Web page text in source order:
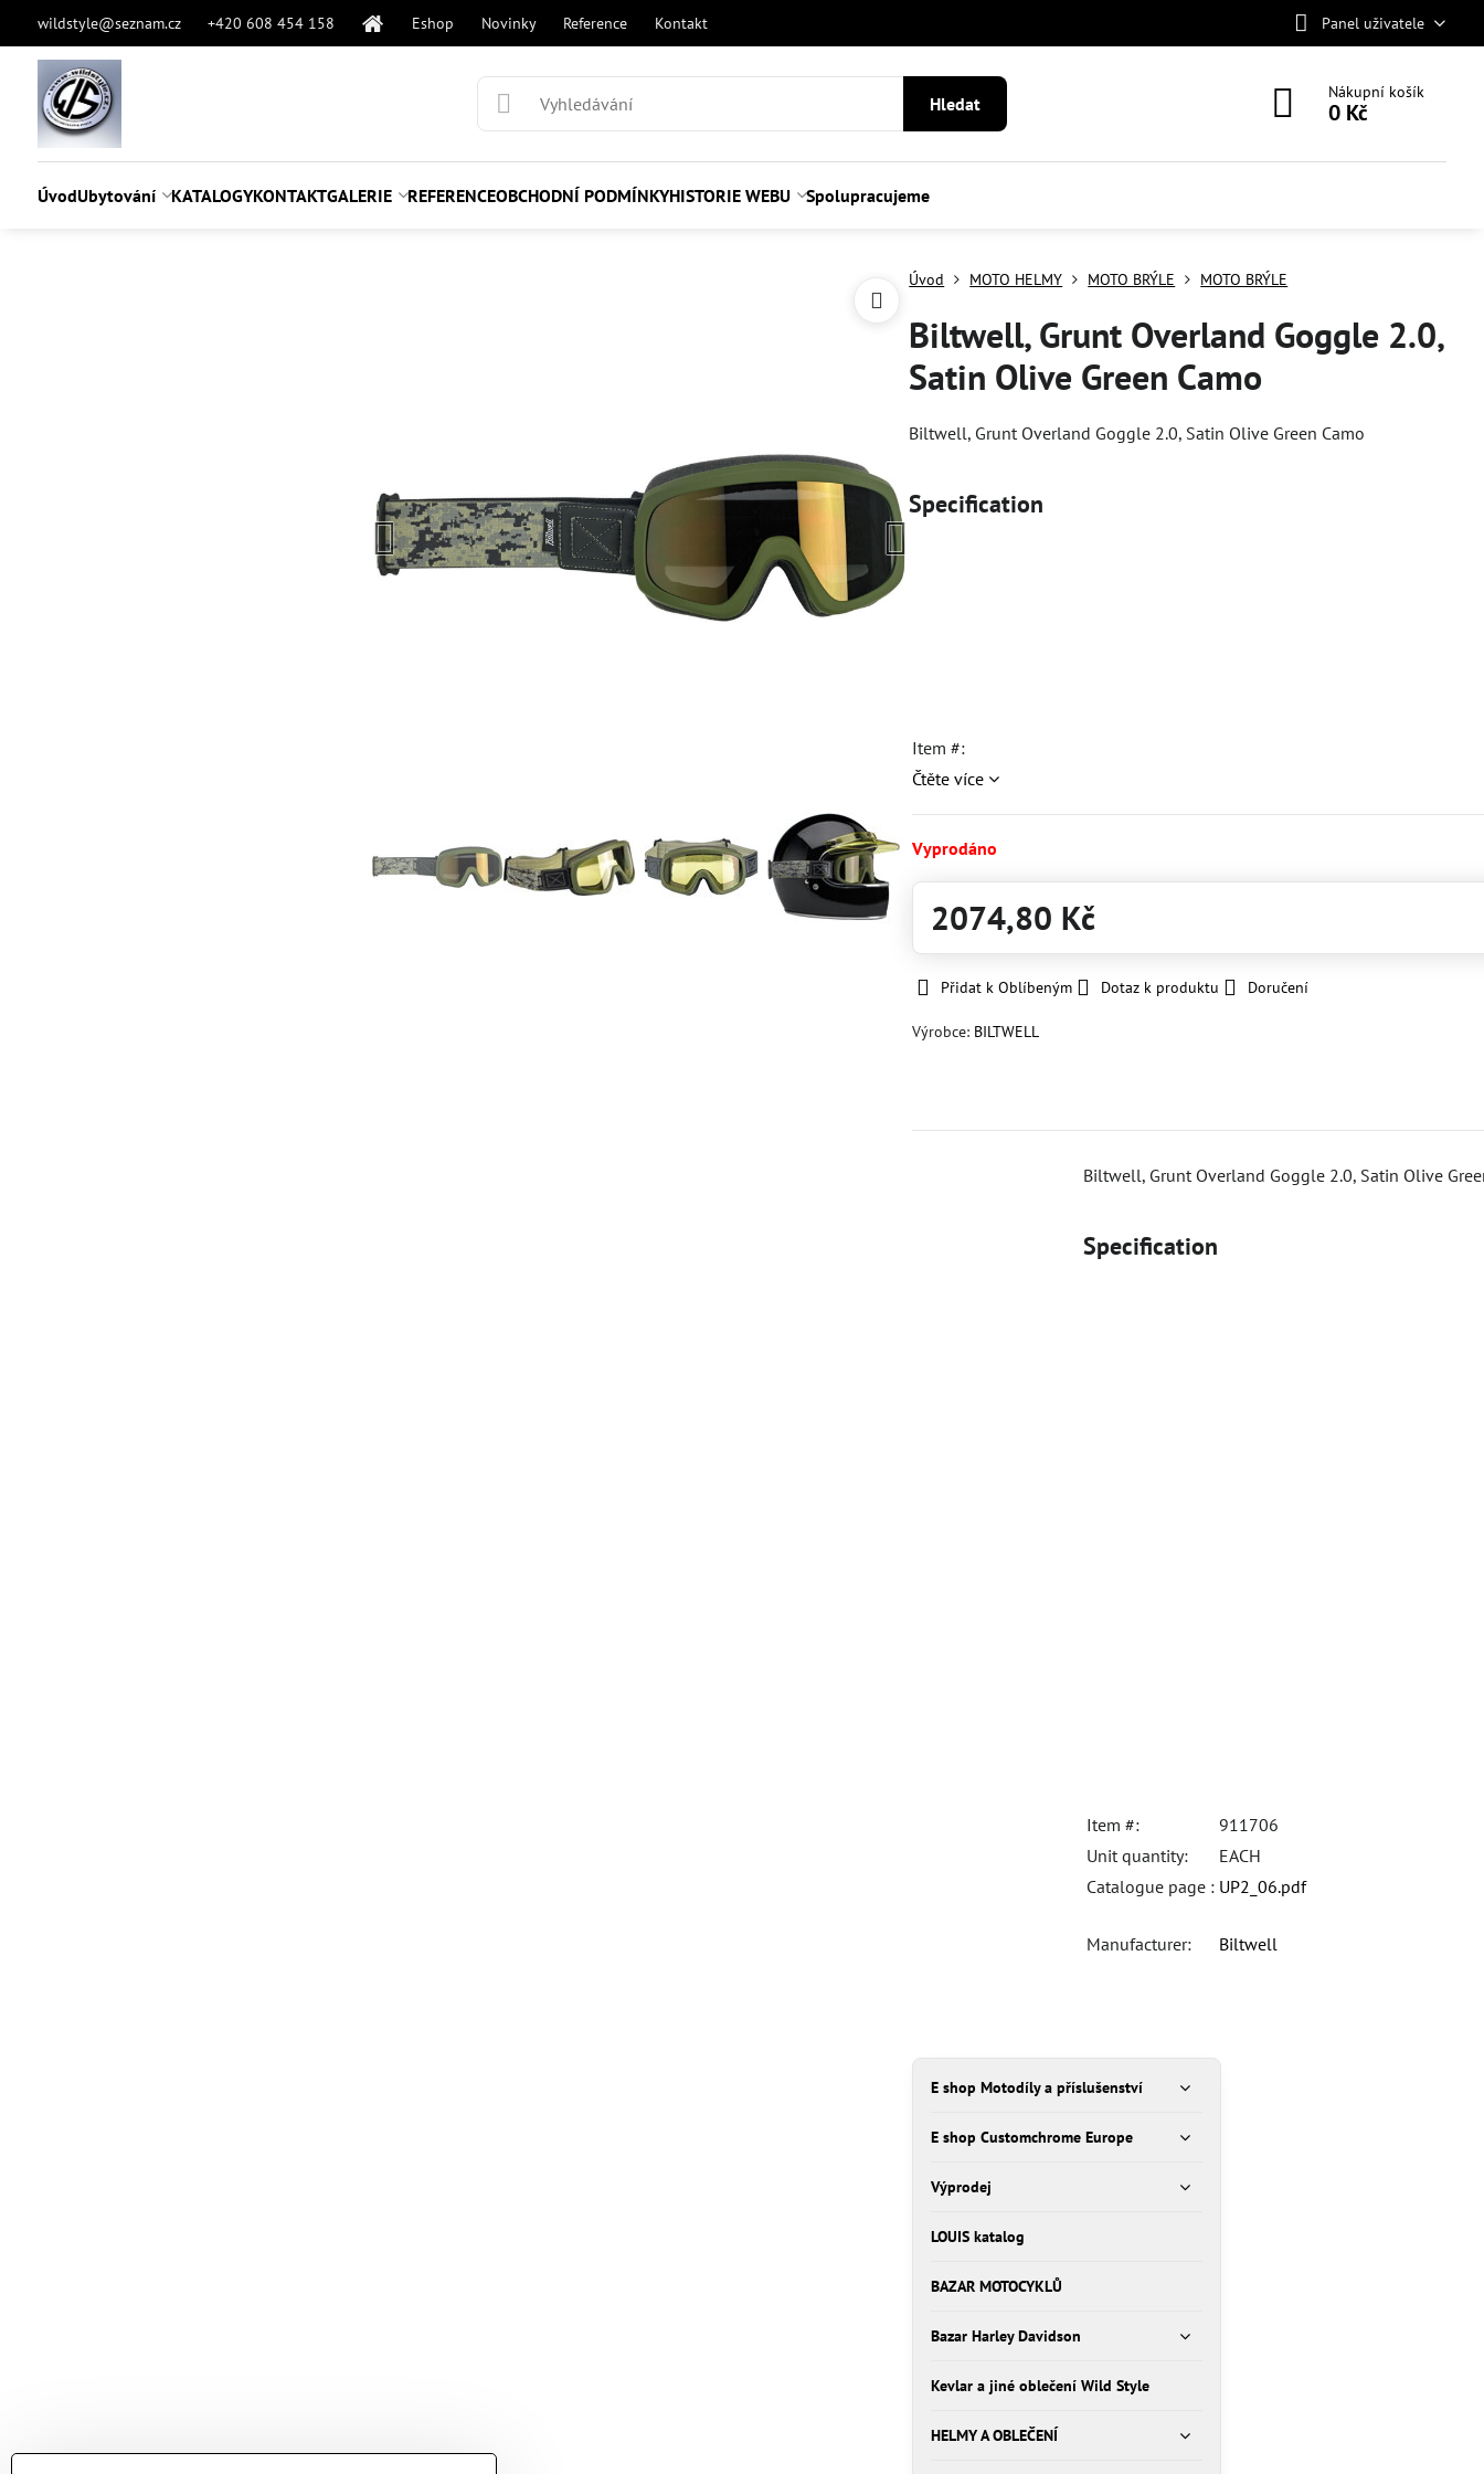
wildstyle@seznam.cz +420 608 454 158 Eshop Novinky Reference Kontakt Panel uživatele
Hledat
Nákupní košík
0 Kč
ÚvodUbytování KATALOGYKONTAKTGALERIE REFERENCEOBCHODNÍ PODMÍNKYHISTORIE WEBU Spolupracujeme
Úvod MOTO HELMY MOTO BRÝLE MOTO BRÝLE
Biltwell, Grunt Overland Goggle 2.0,
Satin Olive Green Camo
Biltwell, Grunt Overland Goggle 2.0, Satin Olive Green Camo
Specification
Item #:
Čtěte více
Vyprodáno
2074,80 Kč
Přidat k Oblíbeným Dotaz k produktu Doručení
Výrobce: BILTWELL
Biltwell, Grunt Overland Goggle 2.0, Satin Olive
Specification
Item #:
911706
Unit quantity:
EACH
Catalogue page : UP2_06.pdf
Manufacturer: Biltwell
E shop Motodíly a příslušenství
E shop Customchrome Europe
Výprodej
LOUIS katalog
BAZAR MOTOCYKLŮ
Bazar Harley Davidson
Kevlar a jiné oblečení Wild Style
HELMY A OBLEČENÍ